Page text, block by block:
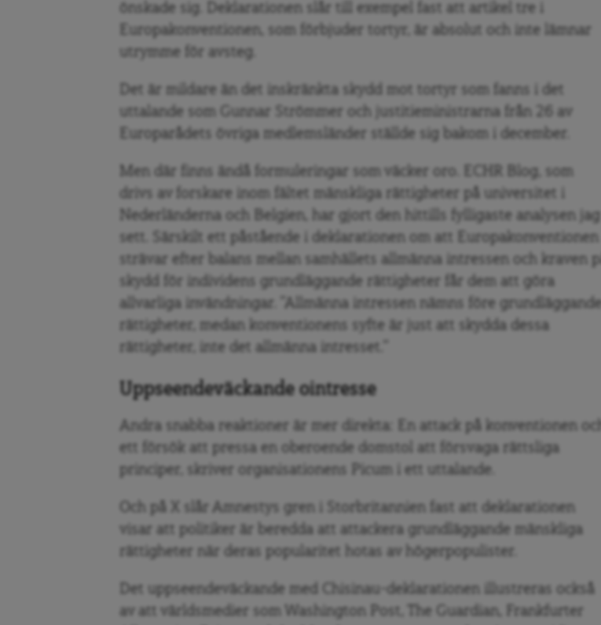
önskade sig. Deklarationen slår till exempel fast att artikel tre i
Europakonventionen, som förbjuder tortyr, är absolut och inte lämnar
utrymme för avsteg.
Det är mildare än det inskränkta skydd mot tortyr som fanns i det
uttalande som Gunnar Strömmer och justitieministrarna från 26 av
Europarådets övriga medlemsländer ställde sig bakom i december.
Men där finns ändå formuleringar som väcker oro. ECHR Blog, som
drivs av forskare inom fältet mänskliga rättigheter på universitet i
Nederländerna och Belgien, har gjort den hittills fylligaste analysen jag
sett. Särskilt ett påstående i deklarationen om att Europakonventionen
strävar efter balans mellan samhällets allmänna intressen och kraven på
skydd för individens grundläggande rättigheter får dem att göra
allvarliga invändningar. ”Allmänna intressen nämns före grundläggande
rättigheter, medan konventionens syfte är just att skydda dessa
rättigheter, inte det allmänna intresset.”
Uppseendeväckande ointresse
Andra snabba reaktioner är mer direkta: En attack på konventionen och
ett försök att pressa en oberoende domstol att försvaga rättsliga
principer, skriver organisationens Picum i ett uttalande.
Och på X slår Amnestys gren i Storbritannien fast att deklarationen
visar att politiker är beredda att attackera grundläggande mänskliga
rättigheter när deras popularitet hotas av högerpopulister.
Det uppseendeväckande med Chisinau-deklarationen illustreras också
av att världsmedier som Washington Post, The Guardian, Frankfurter